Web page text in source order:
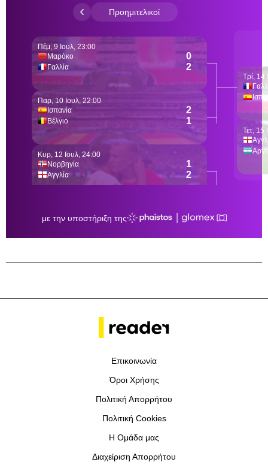
Επικοινωνία
Όροι Χρήσης
Πολιτική Απορρήτου
Πολιτική Cookies
Η Ομάδα μας
Διαχείριση Απορρήτου